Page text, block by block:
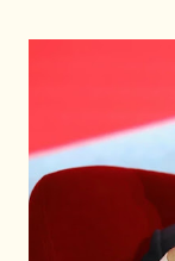
kwestie
mieszkaniec
dalszy plan.
Obywatelskiej jest
sprawach
Polską wewnątrz